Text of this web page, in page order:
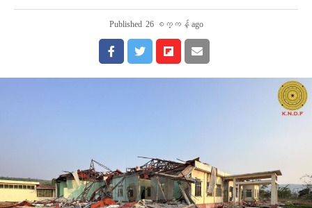
Published 26 စက္ကန့် ago